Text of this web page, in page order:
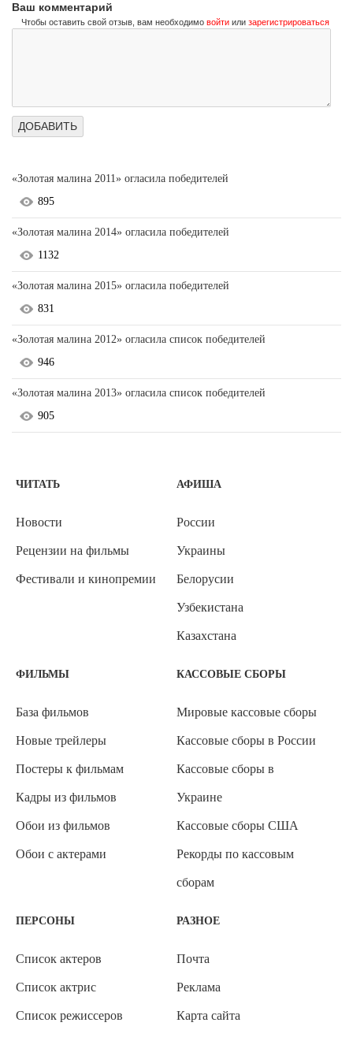
Ваш комментарий
Чтобы оставить свой отзыв, вам необходимо войти или зарегистрироваться
«Золотая малина 2011» огласила победителей
895
«Золотая малина 2014» огласила победителей
1132
«Золотая малина 2015» огласила победителей
831
«Золотая малина 2012» огласила список победителей
946
«Золотая малина 2013» огласила список победителей
905
ЧИТАТЬ
Новости
Рецензии на фильмы
Фестивали и кинопремии
АФИША
России
Украины
Белорусии
Узбекистана
Казахстана
ФИЛЬМЫ
База фильмов
Новые трейлеры
Постеры к фильмам
Кадры из фильмов
Обои из фильмов
Обои с актерами
КАССОВЫЕ СБОРЫ
Мировые кассовые сборы
Кассовые сборы в России
Кассовые сборы в
Украине
Кассовые сборы США
Рекорды по кассовым
сборам
ПЕРСОНЫ
Список актеров
Список актрис
Список режиссеров
РАЗНОЕ
Почта
Реклама
Карта сайта